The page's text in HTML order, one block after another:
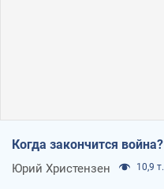
Когда закончится война?
Юрий Христензен 10,9 т.